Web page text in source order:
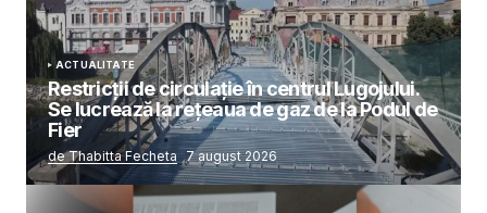
ACTUALITATE
Restricții de circulație în centrul Lugojului.
Se lucrează la rețeaua de gaz de la Podul de
Fier
de Thabitta Fecheta 7 august 2026